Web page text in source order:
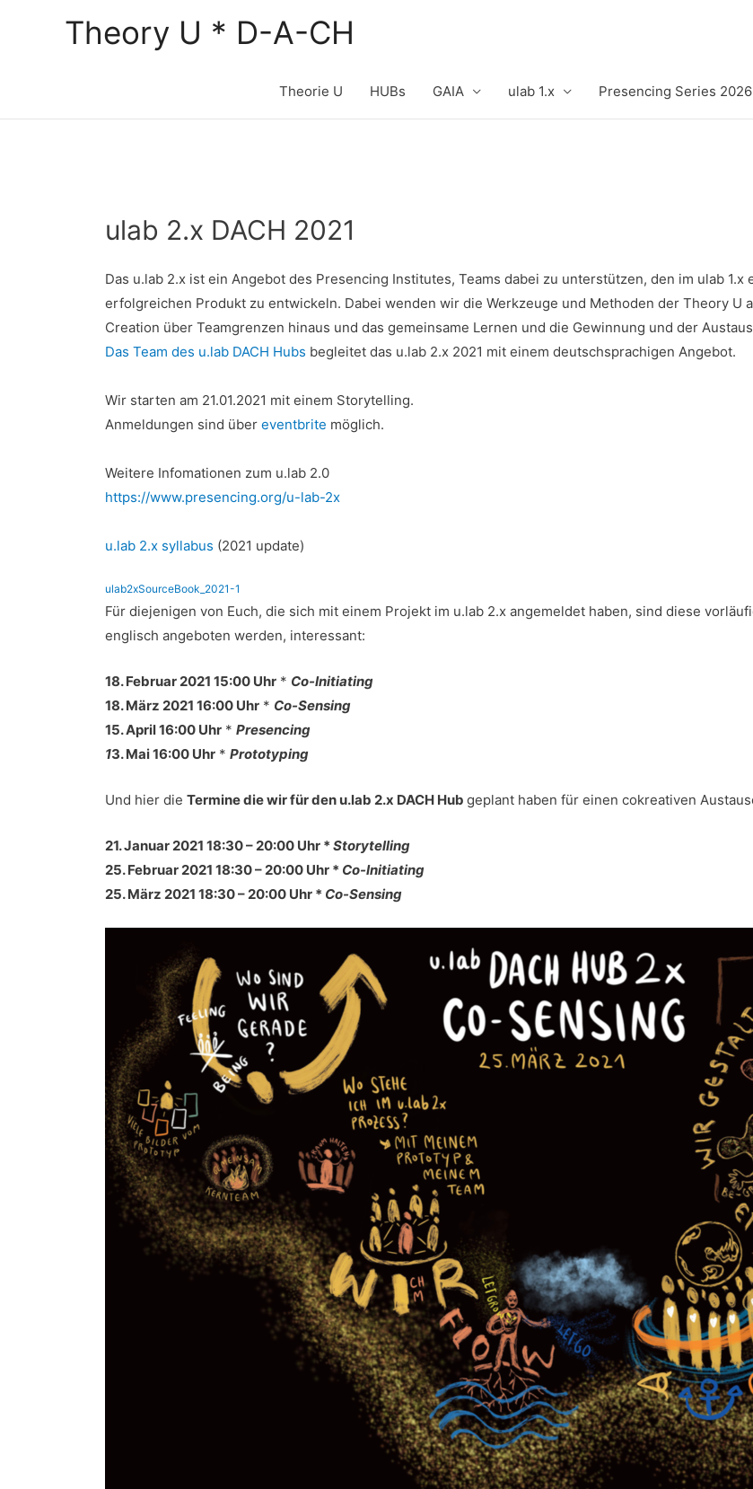
Theory U * D-A-CH
Theorie U HUBs GAIA ulab 1.x Presencing Series 2026
ulab 2.x DACH 2021
Das u.lab 2.x ist ein Angebot des Presencing Institutes, Teams dabei zu unterstützen, den im ulab
erfolgreichen Produkt zu entwickeln. Dabei wenden wir die Werkzeuge und Methoden der Theory
Creation über Teamgrenzen hinaus und das gemeinsame Lernen und die Gewinnung und der
Das Team des u.lab DACH Hubs begleitet das u.lab 2.x 2021 mit einem deutschsprachigen Angebot.
Wir starten am 21.01.2021 mit einem Storytelling.
Anmeldungen sind über eventbrite möglich.
Weitere Infomationen zum u.lab 2.0
https://www.presencing.org/u-lab-2x
u.lab 2.x syllabus (2021 update)
ulab2xSourceBook_2021-1
Für diejenigen von Euch, die sich mit einem Projekt im u.lab 2.x angemeldet haben, sind diese
englisch angeboten werden, interessant:
18. Februar 2021 15:00 Uhr * Co-Initiating
18. März 2021 16:00 Uhr * Co-Sensing
15. April16:00 Uhr * Presencing
13. Mai16:00 Uhr * Prototyping
Und hier die Termine die wir für den u.lab 2.x DACH Hub geplant haben für einen cokreativen
21. Januar 2021 18:30 – 20:00 Uhr * Storytelling
25. Februar 2021 18:30 – 20:00 Uhr * Co-Initiating
25. März 2021 18:30 – 20:00 Uhr * Co-Sensing